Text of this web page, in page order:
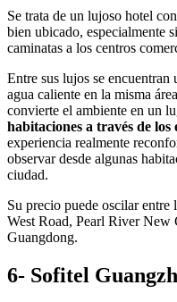
Se trata de un lujoso hotel
bien ubicado, especialmente
caminatas a los centros
Entre sus lujos se
agua caliente en la misma
convierte el ambiente en un
habitaciones a través de los
experiencia realmente
observar desde algunas
ciudad.
Su precio puede oscilar
West Road, Pearl River
Guangdong.
6- Sofitel